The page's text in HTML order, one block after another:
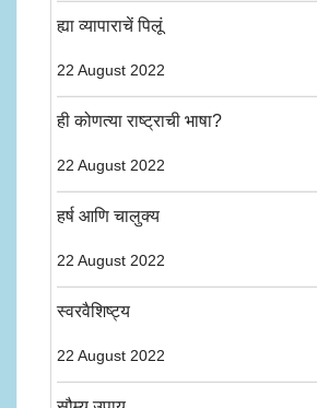
ह्या व्यापाराचें पिलूं
22 August 2022
ही कोणत्या राष्ट्राची भाषा?
22 August 2022
हर्ष आणि चालुक्य
22 August 2022
स्वरवैशिष्ट्य
22 August 2022